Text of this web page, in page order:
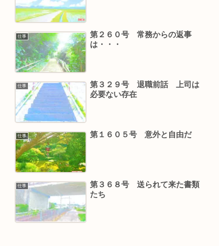
仕事
第２６０号 常務からの返事
は・・・
仕事
第３２９号 退職前話 上司は
必要ない存在
仕事 第１６０５号 意外と自由だ
仕事
第３６８号 送られて来た書類
たち